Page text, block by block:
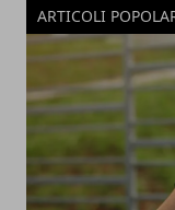
ARTICOLI